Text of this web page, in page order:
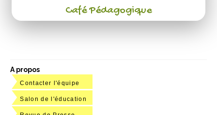
Café Pédagogique
A propos
Contacter l'équipe
Salon de l'éducation